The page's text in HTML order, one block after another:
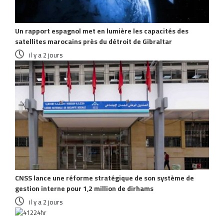
Un rapport espagnol met en lumière les capacités des
satellites marocains près du détroit de Gibraltar
il y a 2 jours
CNSS lance une réforme stratégique de son système de
gestion interne pour 1,2 million de dirhams
il y a 2 jours